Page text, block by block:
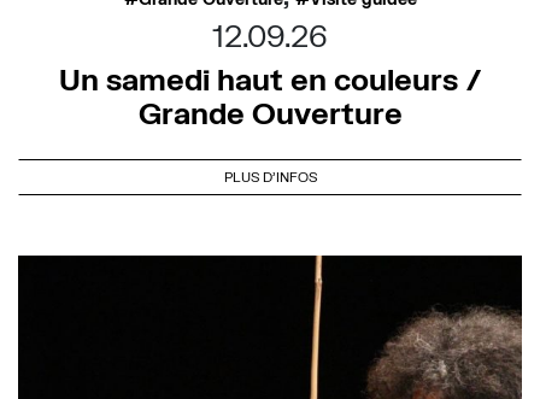
12.09.26
Un samedi haut en couleurs /
Grande Ouverture
PLUS D'INFOS